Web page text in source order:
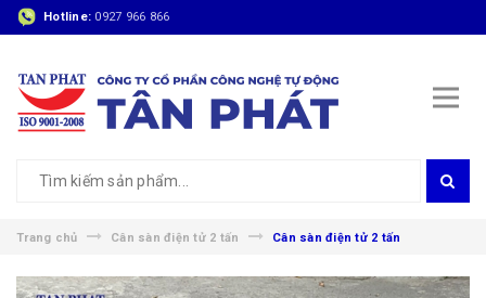
Hotline: 0927 966 866
Trang chủ Cân sàn điện tử 2 tấn Cân sàn điện tử 2 tấn